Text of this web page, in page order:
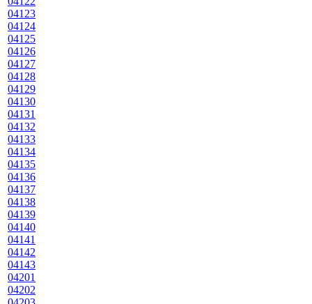
04123
04124
04125
04126
04127
04128
04129
04130
04131
04132
04133
04134
04135
04136
04137
04138
04139
04140
04141
04142
04143
04201
04202